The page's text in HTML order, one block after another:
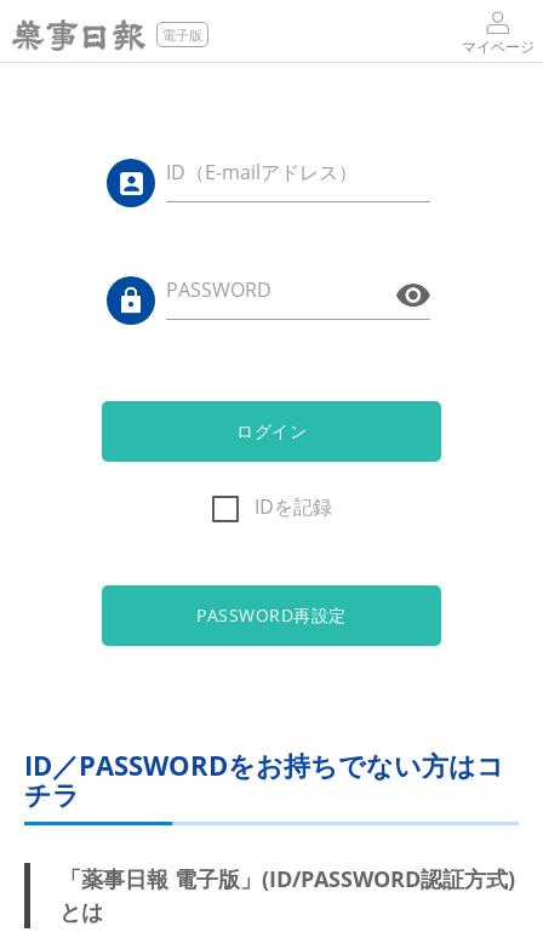
電子版
マイページ
ID（E-mailアドレス）
PASSWORD
ログイン
IDを記録
PASSWORD再設定
ID／PASSWORDをお持ちでない方はコ
チラ
「薬事日報 電子版」(ID/PASSWORD認証方式)
とは